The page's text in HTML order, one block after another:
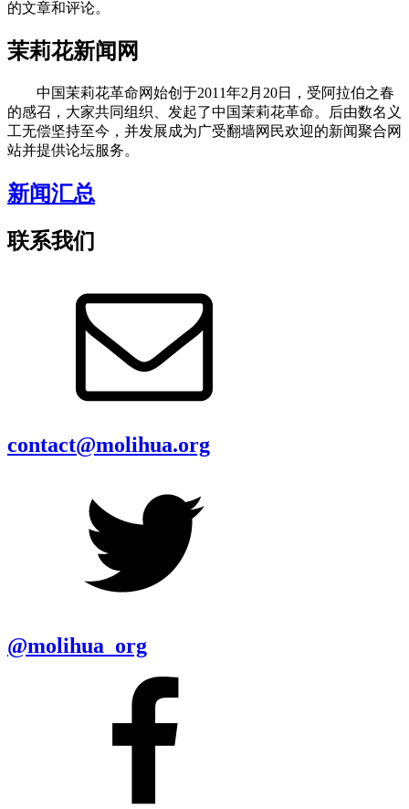
的文章和评论。
茉莉花新闻网
中国茉莉花革命网始创于2011年2月20日，受阿拉伯之春
的感召，大家共同组织、发起了中国茉莉花革命。后由数名义
工无偿坚持至今，并发展成为广受翻墙网民欢迎的新闻聚合网
站并提供论坛服务。
新闻汇总
联系我们
contact@molihua.org
@molihua_org